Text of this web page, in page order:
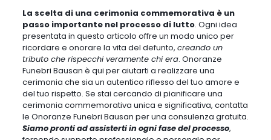
La scelta di una cerimonia commemorativa è un
passo importante nel processo di lutto. Ogni idea
presentata in questo articolo offre un modo unico per
ricordare e onorare la vita del defunto, creando un
tributo che rispecchi veramente chi era. Onoranze
Funebri Bausan è qui per aiutarti a realizzare una
cerimonia che sia un autentico riflesso del tuo amore e
del tuo rispetto. Se stai cercando di pianificare una
cerimonia commemorativa unica e significativa, contatta
le Onoranze Funebri Bausan per una consulenza gratuita.
Siamo pronti ad assisterti in ogni fase del processo,